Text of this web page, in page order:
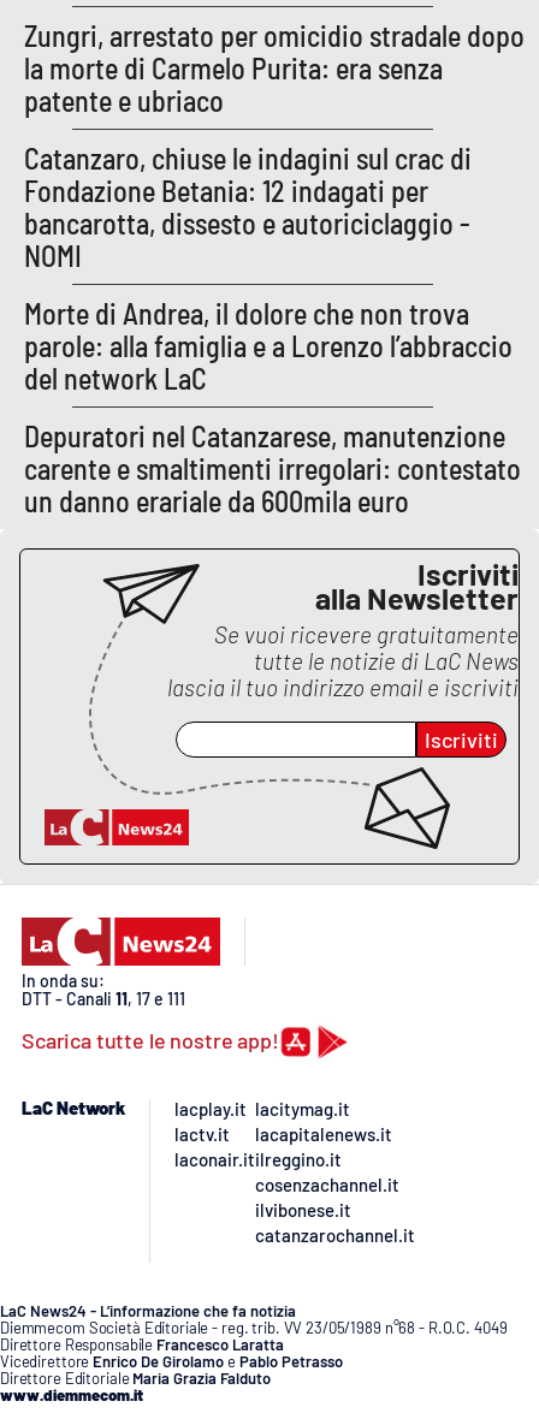
Destinazioni
Eventi
Food
Storie
LAC
Lacplay.it
Lactv.it
Laconair.it
Lacapitalenews.it
Ilreggino.it
Cosenzachannel.it
Ilvibonese.it
Catanzarochannel.it
APP
Android
Apple
Zungri, arrestato per omicidio stradale dopo
la morte di Carmelo Purita: era senza
patente e ubriaco
Catanzaro, chiuse le indagini sul crac di
Fondazione Betania: 12 indagati per
bancarotta, dissesto e autoriciclaggio -
NOMI
Morte di Andrea, il dolore che non trova
parole: alla famiglia e a Lorenzo l’abbraccio
del network LaC
Depuratori nel Catanzarese, manutenzione
carente e smaltimenti irregolari: contestato
un danno erariale da 600mila euro
Iscriviti
alla Newsletter
Se vuoi ricevere gratuitamente
tutte le notizie di LaC News
lascia il tuo indirizzo email e iscriviti
Iscriviti
In onda su:
DTT - Canali 11, 17 e 111
Scarica tutte le nostre app!
LaC Network
lacplay.it
lactv.it
laconair.it
lacitymag.it
lacapitalenews.it
ilreggino.it
cosenzachannel.it
ilvibonese.it
catanzarochannel.it
LaC News24 - L’informazione che fa notizia
Diemmecom Società Editoriale - reg. trib. VV 23/05/1989 n°68 - R.O.C. 4049
Direttore Responsabile Francesco Laratta
Vicedirettore Enrico De GirolamoePablo Petrasso
Direttore Editoriale Maria Grazia Falduto
www.diemmecom.it